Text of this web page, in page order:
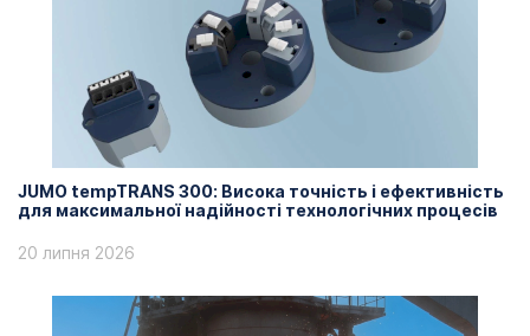
JUMO tempTRANS 300: Висока точність і ефективність
для максимальної надійності технологічних процесів
20 липня 2026